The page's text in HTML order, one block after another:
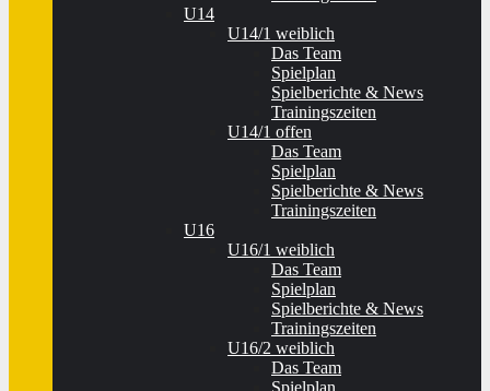
U14
U14/1 weiblich
Das Team
Spielplan
Spielberichte & News
Trainingszeiten
U14/1 offen
Das Team
Spielplan
Spielberichte & News
Trainingszeiten
U16
U16/1 weiblich
Das Team
Spielplan
Spielberichte & News
Trainingszeiten
U16/2 weiblich
Das Team
Spielplan